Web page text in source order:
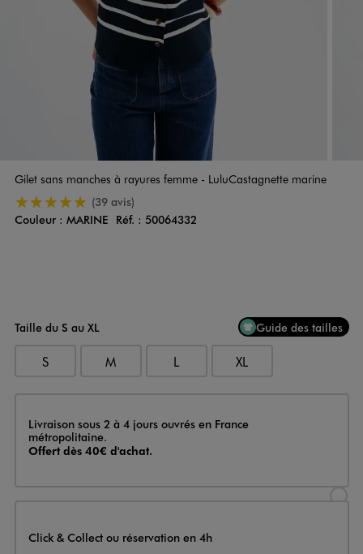
Gilet sans manches à rayures femme - LuluCastagnette marine
5/5 de moyenne(39 avis)
Couleur
Couleur : MARINE Réf. : 50064332
Taille du S au XL Guide des tailles
S M L XL
Livraison
Livraison sous 2 à 4 jours ouvrés en France
métropolitaine.
Offert dès 40€ d'achat.
Click & Collect ou réservation en 4h